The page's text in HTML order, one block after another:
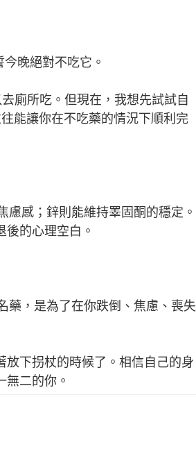
晚絕對不吃它。
廁所吃。但現在，我想先試試自
能讓你在不吃藥的情況下順利完
感；鋅則能維持睪固酮的穩定。
的心理空白。
藥，是為了在你跌倒、焦慮、喪失
下拐杖的時候了。相信自己的身
二的你。